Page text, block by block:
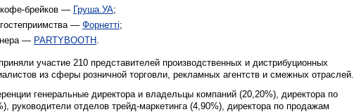
кофе-брейков — Груша.УА;
— Форнетті;
— PARTYBOOTH.
участие 210 представителей производственных и дистрибуционных
из сферы розничной торговли, рекламных агентств и смежных отраслей.
генеральные директора и владельцы компаний (20,20%), директора по
руководители отделов трейд-маркетинга (4,90%), директора по продажам